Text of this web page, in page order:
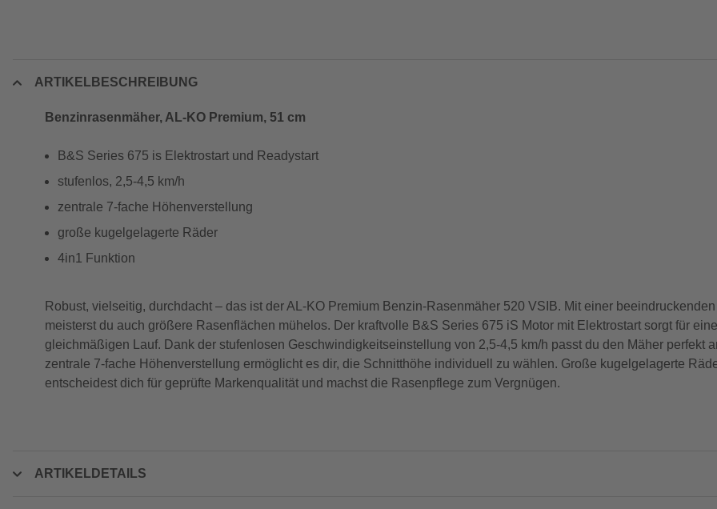
ARTIKELBESCHREIBUNG
Benzinrasenmäher, AL-KO Premium, 51 cm
B&S Series 675 is Elektrostart und Readystart
stufenlos, 2,5-4,5 km/h
zentrale 7-fache Höhenverstellung
große kugelgelagerte Räder
4in1 Funktion
Robust, vielseitig, durchdacht – das ist der AL-KO Premium Benzin-Rasenmäher 520 VSIB. Mit einer
meisterst du auch größere Rasenflächen mühelos. Der kraftvolle B&S Series 675 iS Motor mit Elektrostart sorgt für
gleichmäßigen Lauf. Dank der stufenlosen Geschwindigkeitseinstellung von 2,5-4,5 km/h passt du den Mäher perfekt
zentrale 7-fache Höhenverstellung ermöglicht es dir, die Schnitthöhe individuell zu wählen. Große kugelgelagerte
entscheidest dich für geprüfte Markenqualität und machst die Rasenpflege zum Vergnügen.
ARTIKELDETAILS